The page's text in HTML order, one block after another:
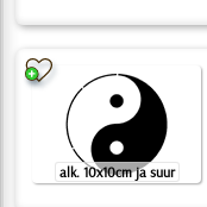
alk. 10x10cm ja suur